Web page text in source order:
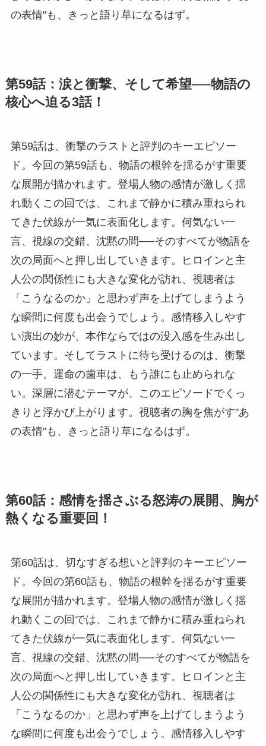
の表情"も、きっと語り草になるはず。
第59話：涙と衝撃、そして希望──物語の
核心へ迫る3話！
第59話は、衝撃のラストと評判のキーエピソー
ド。今回の第59話も、物語の根幹を揺るがす重要
な展開が描かれます。登場人物の感情が激しく揺
れ動くこの回では、これまで静かに積み重ねられ
てきた伏線が一気に表面化します。何気ない一
言、視線の交錯、沈黙の間──そのすべてが物語を
次の局面へと押し出していきます。ヒロインと主
人公の関係性にも大きな変化が訪れ、視聴者は
「こうなるのか」と思わず声を上げてしまうよう
な瞬間に何度も出会うでしょう。感情移入しやす
い演出の妙が、本作ならではの没入感を生み出し
ています。そしてラストに待ち受けるのは、衝撃
の一手。運命の歯車は、もう誰にも止められな
い。深層に潜むテーマが、このエピソードでくっ
きりと浮かび上がります。視聴者の胸を焦がす"あ
の表情"も、きっと語り草になるはず。
第60話：感情を揺さぶる怒涛の展開、胸が
熱くなる重要回！
第60話は、切なすぎる想いと評判のキーエピソー
ド。今回の第60話も、物語の根幹を揺るがす重要
な展開が描かれます。登場人物の感情が激しく揺
れ動くこの回では、これまで静かに積み重ねられ
てきた伏線が一気に表面化します。何気ない一
言、視線の交錯、沈黙の間──そのすべてが物語を
次の局面へと押し出していきます。ヒロインと主
人公の関係性にも大きな変化が訪れ、視聴者は
「こうなるのか」と思わず声を上げてしまうよう
な瞬間に何度も出会うでしょう。感情移入しやす